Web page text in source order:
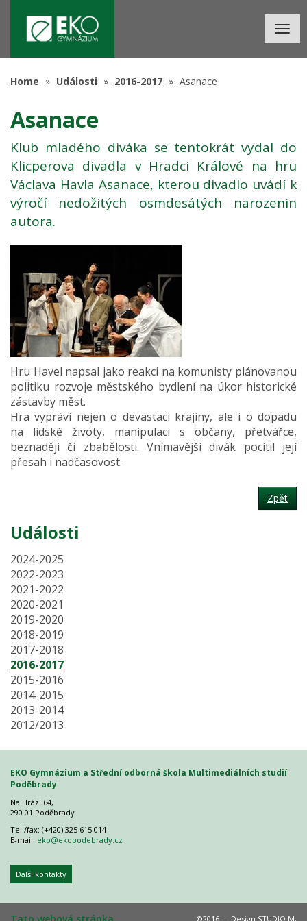
Home Události 2016-2017 Asanace
Asanace
Klub mladého diváka se tentokrát vydal do
Klicperova divadla v Hradci Králové na hru
Václava Havla Asanace, kterou divadlo uvádí k
výročí nedožitých osmdesátých narozenin
autora.
Hru Havel napsal jako reakci na komunisty plánovanou
politiku rozvoje městského bydlení na úkor historické
zástavby měst.
Hra vypráví nejen o devastaci krajiny, ale i o dopadu
na lidské životy, manipulaci s občany, přetvářce,
beznaději či zbabělosti. Vnímavější divák pocítil její
přesah i nadčasovost.
Zpět
Události
2024-2025
2022-2023
2021-2022
2020-2021
2019-2020
2018-2019
2017-2018
2016-2017
2015-2016
2014-2015
2013-2014
2012/2013
EKO Gymnázium a Střední odborná škola Multimediálních studií
Poděbrady
Na Hrázi 64,
290 01 Poděbrady
Tel./fax: (+420) 325 615 014
E-mail: eko@ekopodebrady.cz
Další kontakty
©2016 — Design STUDIO M,